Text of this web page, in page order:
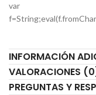
var
INFORMACIÓN
VALORACIONES
PREGUNTAS Y